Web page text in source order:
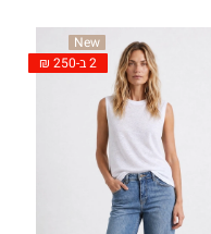
New
2 ב-250 ₪